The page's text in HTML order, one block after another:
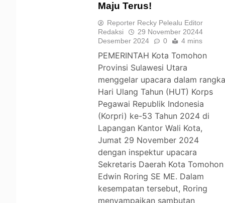
Maju Terus!
Reporter Recky Pelealu Editor
Redaksi
29 November 20244
Desember 2024
0 4 mins
PEMERINTAH Kota Tomohon
Provinsi Sulawesi Utara
menggelar upacara dalam
Hari Ulang Tahun (HUT) Korps
Pegawai Republik Indonesia
(Korpri) ke-53 Tahun 2024 di
Lapangan Kantor Wali Kota,
Jumat 29 November 2024
dengan inspektur upacara
Sekretaris Daerah Kota Tomohon
Edwin Roring SE ME. Dalam
kesempatan tersebut, Roring
menyampaikan sambutan